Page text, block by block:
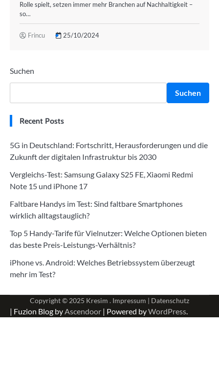
Rolle spielt, setzen immer mehr Branchen auf Nachhaltigkeit –
so…
Frincu 25/10/2024
Suchen
Suchen
Recent Posts
5G in Deutschland: Fortschritt, Herausforderungen und die
Zukunft der digitalen Infrastruktur bis 2030
Vergleichs-Test: Samsung Galaxy S25 FE, Xiaomi Redmi
Note 15 und iPhone 17
Faltbare Handys im Test: Sind faltbare Smartphones
wirklich alltagstauglich?
Top 5 Handy-Tarife für Vielnutzer: Welche Optionen bieten
das beste Preis-Leistungs-Verhältnis?
iPhone vs. Android: Welches Betriebssystem überzeugt
mehr im Test?
Copyright © 2025 Kresim . Impressum | Datenschutz
| Fuzion Blog byAscendoor | Powered byWordPress.